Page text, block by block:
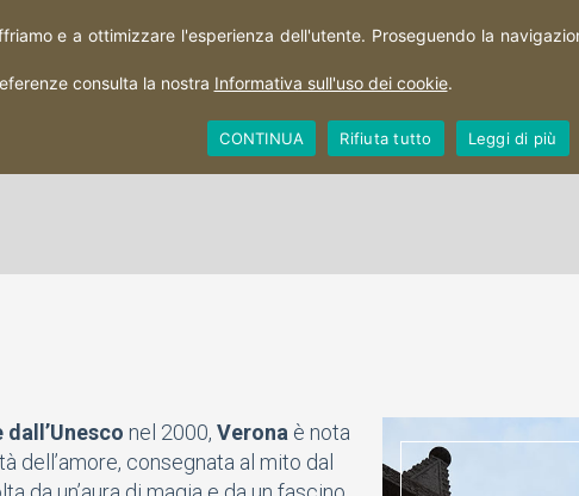
HOME PERCORSI CITTÀ
nel 2000, Verona è nota
dell’amore, consegnata al mito dal
e a ottimizzare l'esperienza dell'utente. Proseguendo la
consulta la nostra Informativa sull'uso dei cookie.
CONTINUA Rifiuta tutto Leggi di più